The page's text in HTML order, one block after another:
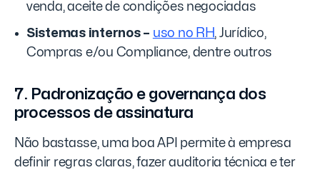
venda, aceite de condições negociadas
Sistemas internos – uso no RH, Jurídico,
Compras e/ou Compliance, dentre outros
7. Padronização e governança dos
processos de assinatura
Não bastasse, uma boa API permite à empresa
definir regras claras, fazer auditoria técnica e ter